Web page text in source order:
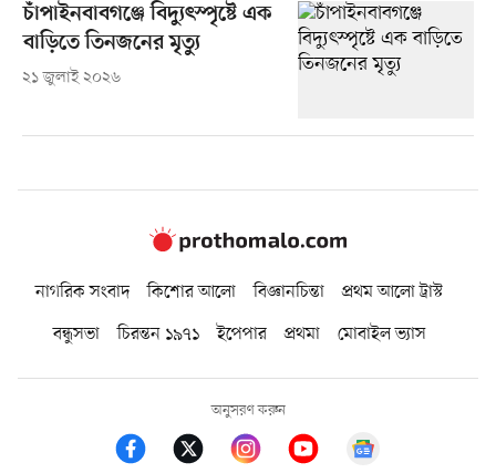
চাঁপাইনবাবগঞ্জে বিদ্যুৎস্পৃষ্টে এক
বাড়িতে তিনজনের মৃত্যু
২১ জুলাই ২০২৬
নাগরিক সংবাদ কিশোর আলো বিজ্ঞানচিন্তা
প্রথম আলো ট্রাস্ট
বন্ধুসভা
চিরন্তন ১৯৭১ ইপেপার প্রথমা মোবাইল ভ্যাস
অনুসরণ করুন